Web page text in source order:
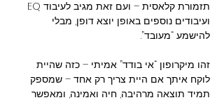
ועיבודים נוספים באופן יוצא דופן, מבלי
להישמע “מעובד”.
זהו מיקרופון “אי בודד” אמיתי – כזה שהיית
לוקח איתך אם היית צריך רק אחד – שמספק
תמיד תוצאה מרהיבה, חיה ואמינה, ומאפשר